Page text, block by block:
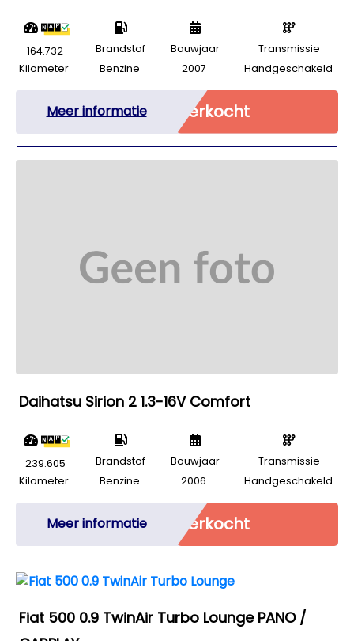
164.732
Kilometer
Brandstof
Benzine
Bouwjaar
2007
Transmissie
Handgeschakeld
Meer informatie Verkocht
Daihatsu Sirion 2 1.3-16V Comfort
239.605
Kilometer
Brandstof
Benzine
Bouwjaar
2006
Transmissie
Handgeschakeld
Meer informatie Verkocht
Fiat 500 0.9 TwinAir Turbo Lounge PANO /